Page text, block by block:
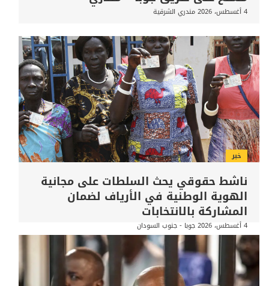
4 أغسطس، 2026 مندري الشرقية
خبر
ناشط حقوقي يحث السلطات على مجانية
الهوية الوطنية في الأرياف لضمان
المشاركة بالانتخابات
4 أغسطس، 2026 جوبا - جنوب السودان